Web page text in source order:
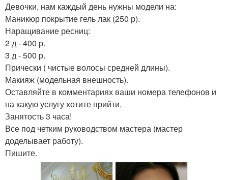
Девочки, нам каждый день нужны модели на:
Маникюр покрытие гель лак (250 р).
Наращивание ресниц:
2 д - 400 р.
3 д - 500 р.
Прически ( чистые волосы средней длины).
Макияж (модельная внешность).
Оставляйте в комментариях ваши номера телефонов и
на какую услугу хотите прийти.
Занятость 3 часа!
Все под четким руководством мастера (мастер
доделывает работу).
Пишите.